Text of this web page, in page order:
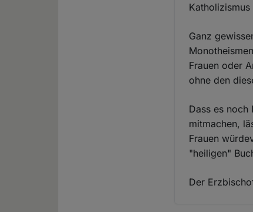
Ganz
Frauen oder
ohne den
Dass es
mitmachen,
Frauen
"heiligen"
Der